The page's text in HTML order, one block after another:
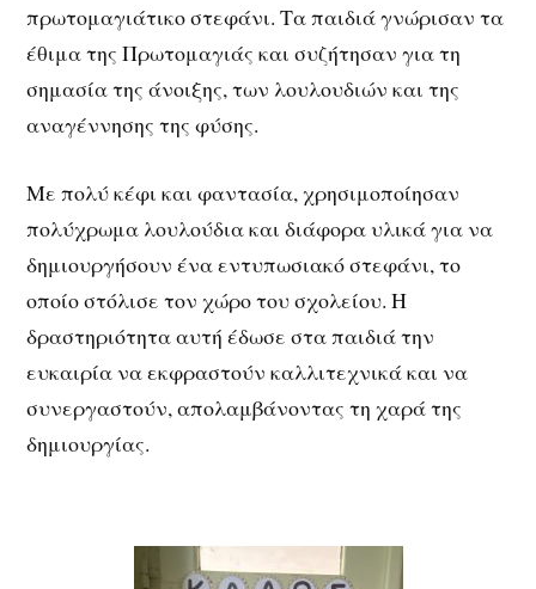
πρωτομαγιάτικο στεφάνι. Τα παιδιά γνώρισαν τα
έθιμα της Πρωτομαγιάς και συζήτησαν για τη
σημασία της άνοιξης, των λουλουδιών και της
αναγέννησης της φύσης.
Με πολύ κέφι και φαντασία, χρησιμοποίησαν
πολύχρωμα λουλούδια και διάφορα υλικά για να
δημιουργήσουν ένα εντυπωσιακό στεφάνι, το
οποίο στόλισε τον χώρο του σχολείου. Η
δραστηριότητα αυτή έδωσε στα παιδιά την
ευκαιρία να εκφραστούν καλλιτεχνικά και να
συνεργαστούν, απολαμβάνοντας τη χαρά της
δημιουργίας.